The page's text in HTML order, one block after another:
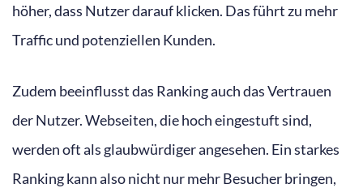
höher, dass Nutzer darauf klicken. Das führt zu mehr
Traffic und potenziellen Kunden.
Zudem beeinflusst das Ranking auch das Vertrauen
der Nutzer. Webseiten, die hoch eingestuft sind,
werden oft als glaubwürdiger angesehen. Ein starkes
Ranking kann also nicht nur mehr Besucher bringen,